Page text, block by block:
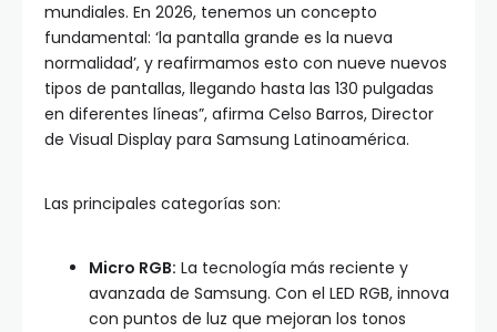
mundiales. En 2026, tenemos un concepto
fundamental: ‘la pantalla grande es la nueva
normalidad’, y reafirmamos esto con nueve nuevos
tipos de pantallas, llegando hasta las 130 pulgadas
en diferentes líneas”, afirma Celso Barros, Director
de Visual Display para Samsung Latinoamérica.
Las principales categorías son:
Micro RGB: La tecnología más reciente y
avanzada de Samsung. Con el LED RGB, innova
con puntos de luz que mejoran los tonos